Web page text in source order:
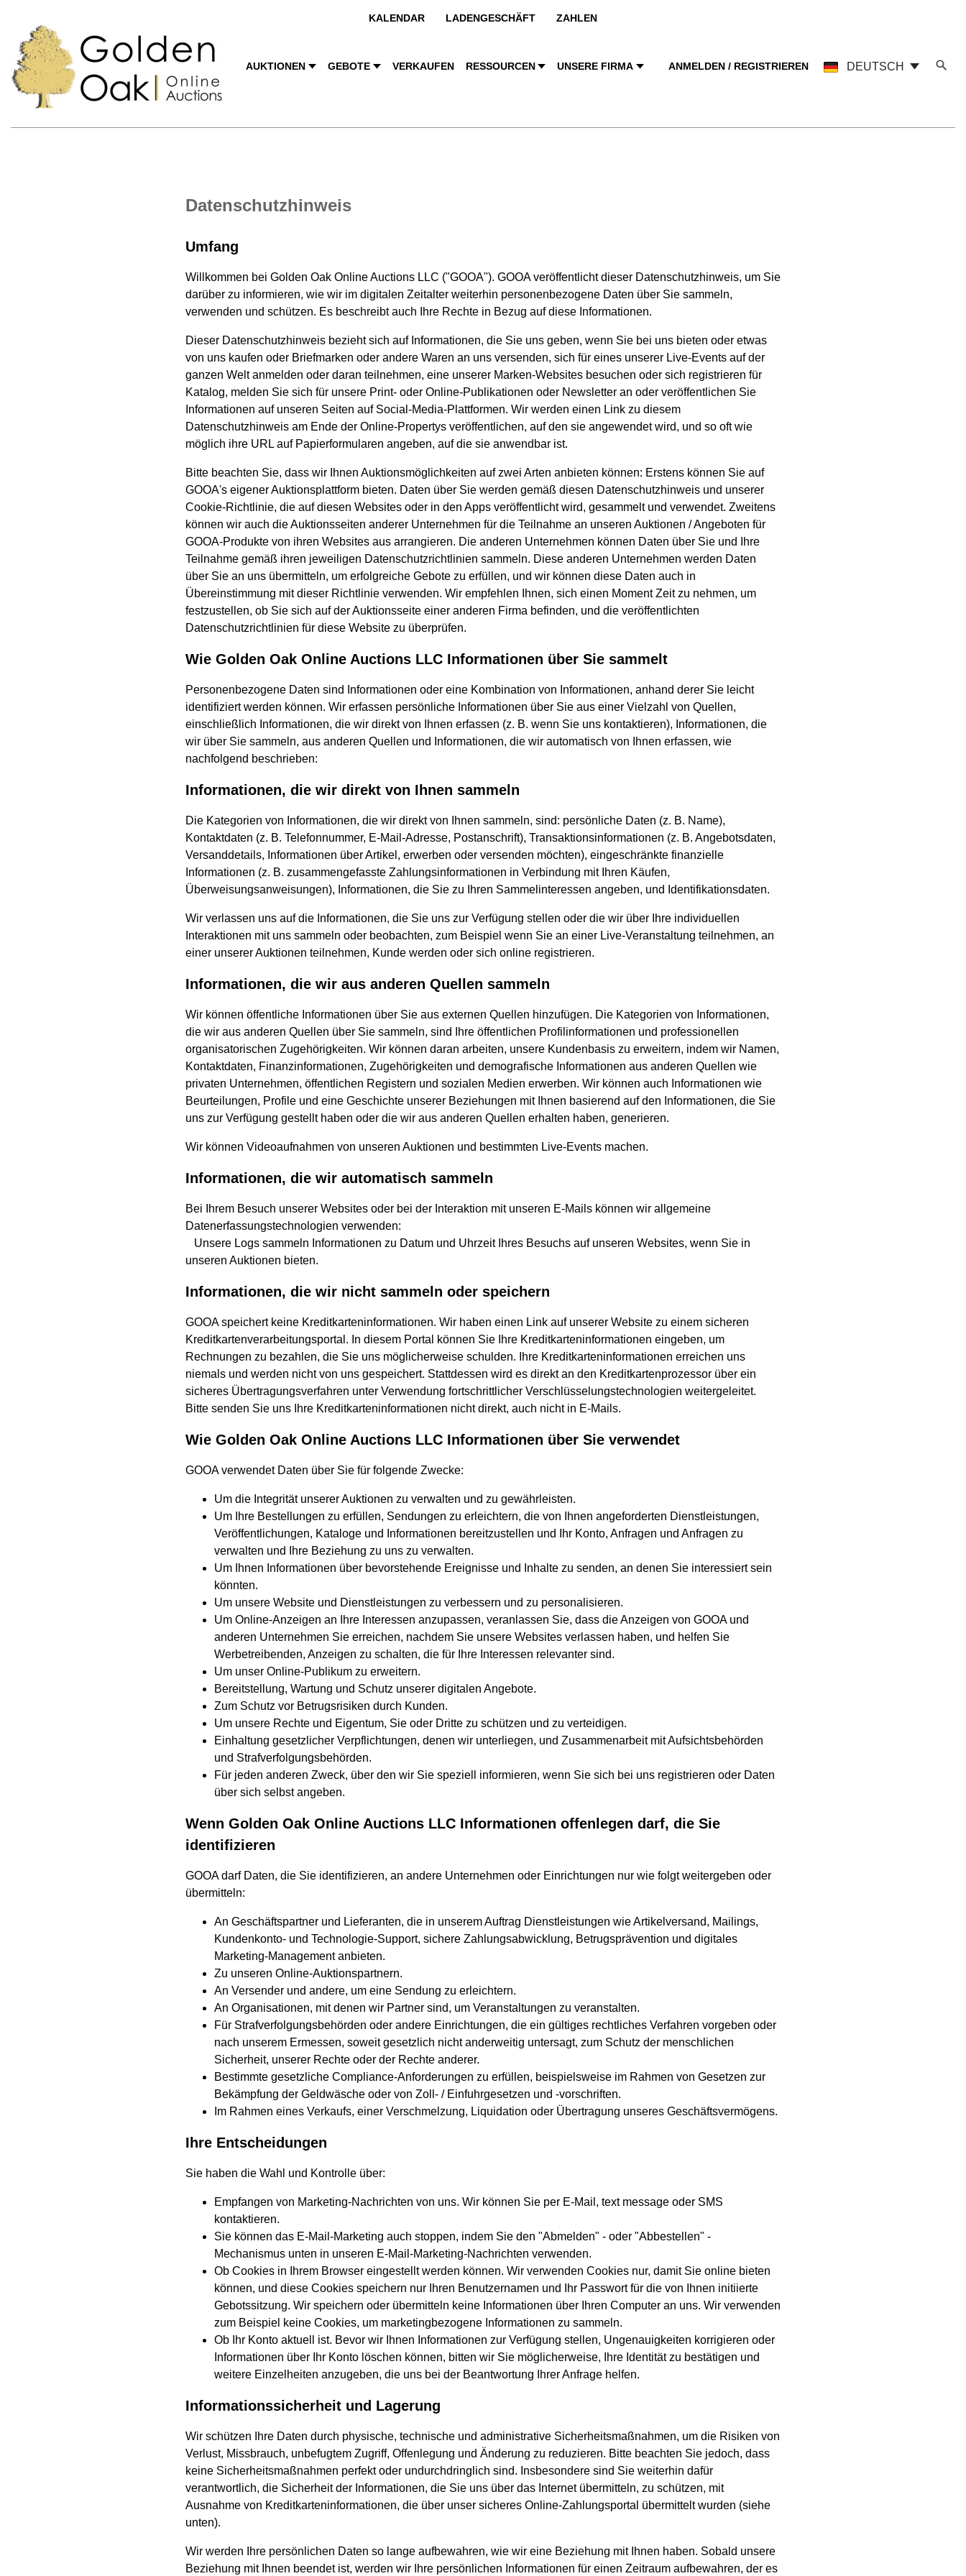
KALENDAR LADENGESCHÄFT ZAHLEN
AUKTIONEN GEBOTE VERKAUFEN RESSOURCEN UNSERE FIRMA ANMELDEN / REGISTRIEREN DEUTSCH
Datenschutzhinweis
Umfang
Willkommen bei Golden Oak Online Auctions LLC ("GOOA"). GOOA veröffentlicht dieser Datenschutzhinweis, um Sie
darüber zu informieren, wie wir im digitalen Zeitalter weiterhin personenbezogene Daten über Sie sammeln,
verwenden und schützen. Es beschreibt auch Ihre Rechte in Bezug auf diese Informationen.
Dieser Datenschutzhinweis bezieht sich auf Informationen, die Sie uns geben, wenn Sie bei uns bieten oder etwas
von uns kaufen oder Briefmarken oder andere Waren an uns versenden, sich für eines unserer Live-Events auf der
ganzen Welt anmelden oder daran teilnehmen, eine unserer Marken-Websites besuchen oder sich registrieren für
Katalog, melden Sie sich für unsere Print- oder Online-Publikationen oder Newsletter an oder veröffentlichen Sie
Informationen auf unseren Seiten auf Social-Media-Plattformen. Wir werden einen Link zu diesem
Datenschutzhinweis am Ende der Online-Propertys veröffentlichen, auf den sie angewendet wird, und so oft wie
möglich ihre URL auf Papierformularen angeben, auf die sie anwendbar ist.
Bitte beachten Sie, dass wir Ihnen Auktionsmöglichkeiten auf zwei Arten anbieten können: Erstens können Sie auf
GOOA's eigener Auktionsplattform bieten. Daten über Sie werden gemäß diesen Datenschutzhinweis und unserer
Cookie-Richtlinie, die auf diesen Websites oder in den Apps veröffentlicht wird, gesammelt und verwendet. Zweitens
können wir auch die Auktionsseiten anderer Unternehmen für die Teilnahme an unseren Auktionen / Angeboten für
GOOA-Produkte von ihren Websites aus arrangieren. Die anderen Unternehmen können Daten über Sie und Ihre
Teilnahme gemäß ihren jeweiligen Datenschutzrichtlinien sammeln. Diese anderen Unternehmen werden Daten
über Sie an uns übermitteln, um erfolgreiche Gebote zu erfüllen, und wir können diese Daten auch in
Übereinstimmung mit dieser Richtlinie verwenden. Wir empfehlen Ihnen, sich einen Moment Zeit zu nehmen, um
festzustellen, ob Sie sich auf der Auktionsseite einer anderen Firma befinden, und die veröffentlichten
Datenschutzrichtlinien für diese Website zu überprüfen.
Wie Golden Oak Online Auctions LLC Informationen über Sie sammelt
Personenbezogene Daten sind Informationen oder eine Kombination von Informationen, anhand derer Sie leicht
identifiziert werden können. Wir erfassen persönliche Informationen über Sie aus einer Vielzahl von Quellen,
einschließlich Informationen, die wir direkt von Ihnen erfassen (z. B. wenn Sie uns kontaktieren), Informationen, die
wir über Sie sammeln, aus anderen Quellen und Informationen, die wir automatisch von Ihnen erfassen, wie
nachfolgend beschrieben:
Informationen, die wir direkt von Ihnen sammeln
Die Kategorien von Informationen, die wir direkt von Ihnen sammeln, sind: persönliche Daten (z. B. Name),
Kontaktdaten (z. B. Telefonnummer, E-Mail-Adresse, Postanschrift), Transaktionsinformationen (z. B. Angebotsdaten,
Versanddetails, Informationen über Artikel, erwerben oder versenden möchten), eingeschränkte finanzielle
Informationen (z. B. zusammengefasste Zahlungsinformationen in Verbindung mit Ihren Käufen,
Überweisungsanweisungen), Informationen, die Sie zu Ihren Sammelinteressen angeben, und Identifikationsdaten.
Wir verlassen uns auf die Informationen, die Sie uns zur Verfügung stellen oder die wir über Ihre individuellen
Interaktionen mit uns sammeln oder beobachten, zum Beispiel wenn Sie an einer Live-Veranstaltung teilnehmen, an
einer unserer Auktionen teilnehmen, Kunde werden oder sich online registrieren.
Informationen, die wir aus anderen Quellen sammeln
Wir können öffentliche Informationen über Sie aus externen Quellen hinzufügen. Die Kategorien von Informationen,
die wir aus anderen Quellen über Sie sammeln, sind Ihre öffentlichen Profilinformationen und professionellen
organisatorischen Zugehörigkeiten. Wir können daran arbeiten, unsere Kundenbasis zu erweitern, indem wir Namen,
Kontaktdaten, Finanzinformationen, Zugehörigkeiten und demografische Informationen aus anderen Quellen wie
privaten Unternehmen, öffentlichen Registern und sozialen Medien erwerben. Wir können auch Informationen wie
Beurteilungen, Profile und eine Geschichte unserer Beziehungen mit Ihnen basierend auf den Informationen, die Sie
uns zur Verfügung gestellt haben oder die wir aus anderen Quellen erhalten haben, generieren.
Wir können Videoaufnahmen von unseren Auktionen und bestimmten Live-Events machen.
Informationen, die wir automatisch sammeln
Bei Ihrem Besuch unserer Websites oder bei der Interaktion mit unseren E-Mails können wir allgemeine
Datenerfassungstechnologien verwenden:
Unsere Logs sammeln Informationen zu Datum und Uhrzeit Ihres Besuchs auf unseren Websites, wenn Sie in
unseren Auktionen bieten.
Informationen, die wir nicht sammeln oder speichern
GOOA speichert keine Kreditkarteninformationen. Wir haben einen Link auf unserer Website zu einem sicheren
Kreditkartenverarbeitungsportal. In diesem Portal können Sie Ihre Kreditkarteninformationen eingeben, um
Rechnungen zu bezahlen, die Sie uns möglicherweise schulden. Ihre Kreditkarteninformationen erreichen uns
niemals und werden nicht von uns gespeichert. Stattdessen wird es direkt an den Kreditkartenprozessor über ein
sicheres Übertragungsverfahren unter Verwendung fortschrittlicher Verschlüsselungstechnologien weitergeleitet.
Bitte senden Sie uns Ihre Kreditkarteninformationen nicht direkt, auch nicht in E-Mails.
Wie Golden Oak Online Auctions LLC Informationen über Sie verwendet
GOOA verwendet Daten über Sie für folgende Zwecke:
Um die Integrität unserer Auktionen zu verwalten und zu gewährleisten.
Um Ihre Bestellungen zu erfüllen, Sendungen zu erleichtern, die von Ihnen angeforderten Dienstleistungen,
Veröffentlichungen, Kataloge und Informationen bereitzustellen und Ihr Konto, Anfragen und Anfragen zu
verwalten und Ihre Beziehung zu uns zu verwalten.
Um Ihnen Informationen über bevorstehende Ereignisse und Inhalte zu senden, an denen Sie interessiert sein
könnten.
Um unsere Website und Dienstleistungen zu verbessern und zu personalisieren.
Um Online-Anzeigen an Ihre Interessen anzupassen, veranlassen Sie, dass die Anzeigen von GOOA und
anderen Unternehmen Sie erreichen, nachdem Sie unsere Websites verlassen haben, und helfen Sie
Werbetreibenden, Anzeigen zu schalten, die für Ihre Interessen relevanter sind.
Um unser Online-Publikum zu erweitern.
Bereitstellung, Wartung und Schutz unserer digitalen Angebote.
Zum Schutz vor Betrugsrisiken durch Kunden.
Um unsere Rechte und Eigentum, Sie oder Dritte zu schützen und zu verteidigen.
Einhaltung gesetzlicher Verpflichtungen, denen wir unterliegen, und Zusammenarbeit mit Aufsichtsbehörden
und Strafverfolgungsbehörden.
Für jeden anderen Zweck, über den wir Sie speziell informieren, wenn Sie sich bei uns registrieren oder Daten
über sich selbst angeben.
Wenn Golden Oak Online Auctions LLC Informationen offenlegen darf, die Sie
identifizieren
GOOA darf Daten, die Sie identifizieren, an andere Unternehmen oder Einrichtungen nur wie folgt weitergeben oder
übermitteln:
An Geschäftspartner und Lieferanten, die in unserem Auftrag Dienstleistungen wie Artikelversand, Mailings,
Kundenkonto- und Technologie-Support, sichere Zahlungsabwicklung, Betrugsprävention und digitales
Marketing-Management anbieten.
Zu unseren Online-Auktionspartnern.
An Versender und andere, um eine Sendung zu erleichtern.
An Organisationen, mit denen wir Partner sind, um Veranstaltungen zu veranstalten.
Für Strafverfolgungsbehörden oder andere Einrichtungen, die ein gültiges rechtliches Verfahren vorgeben oder
nach unserem Ermessen, soweit gesetzlich nicht anderweitig untersagt, zum Schutz der menschlichen
Sicherheit, unserer Rechte oder der Rechte anderer.
Bestimmte gesetzliche Compliance-Anforderungen zu erfüllen, beispielsweise im Rahmen von Gesetzen zur
Bekämpfung der Geldwäsche oder von Zoll- / Einfuhrgesetzen und -vorschriften.
Im Rahmen eines Verkaufs, einer Verschmelzung, Liquidation oder Übertragung unseres Geschäftsvermögens.
Ihre Entscheidungen
Sie haben die Wahl und Kontrolle über:
Empfangen von Marketing-Nachrichten von uns. Wir können Sie per E-Mail, text message oder SMS
kontaktieren.
Sie können das E-Mail-Marketing auch stoppen, indem Sie den "Abmelden" - oder "Abbestellen" -
Mechanismus unten in unseren E-Mail-Marketing-Nachrichten verwenden.
Ob Cookies in Ihrem Browser eingestellt werden können. Wir verwenden Cookies nur, damit Sie online bieten
können, und diese Cookies speichern nur Ihren Benutzernamen und Ihr Passwort für die von Ihnen initiierte
Gebotssitzung. Wir speichern oder übermitteln keine Informationen über Ihren Computer an uns. Wir verwenden
zum Beispiel keine Cookies, um marketingbezogene Informationen zu sammeln.
Ob Ihr Konto aktuell ist. Bevor wir Ihnen Informationen zur Verfügung stellen, Ungenauigkeiten korrigieren oder
Informationen über Ihr Konto löschen können, bitten wir Sie möglicherweise, Ihre Identität zu bestätigen und
weitere Einzelheiten anzugeben, die uns bei der Beantwortung Ihrer Anfrage helfen.
Informationssicherheit und Lagerung
Wir schützen Ihre Daten durch physische, technische und administrative Sicherheitsmaßnahmen, um die Risiken von
Verlust, Missbrauch, unbefugtem Zugriff, Offenlegung und Änderung zu reduzieren. Bitte beachten Sie jedoch, dass
keine Sicherheitsmaßnahmen perfekt oder undurchdringlich sind. Insbesondere sind Sie weiterhin dafür
verantwortlich, die Sicherheit der Informationen, die Sie uns über das Internet übermitteln, zu schützen, mit
Ausnahme von Kreditkarteninformationen, die über unser sicheres Online-Zahlungsportal übermittelt wurden (siehe
unten).
Wir werden Ihre persönlichen Daten so lange aufbewahren, wie wir eine Beziehung mit Ihnen haben. Sobald unsere
Beziehung mit Ihnen beendet ist, werden wir Ihre persönlichen Informationen für einen Zeitraum aufbewahren, der es